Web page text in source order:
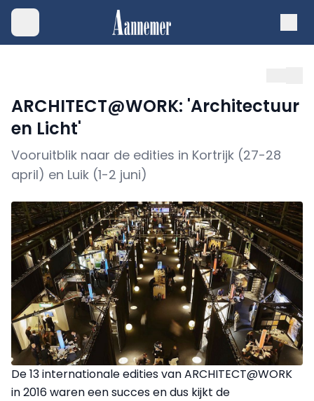
ARCHITECT@WORK: 'Architectuur
en Licht'
Vooruitblik naar de edities in Kortrijk (27-28
april) en Luik (1-2 juni)
De 13 internationale edities van ARCHITECT@WORK
in 2016 waren een succes en dus kijkt de